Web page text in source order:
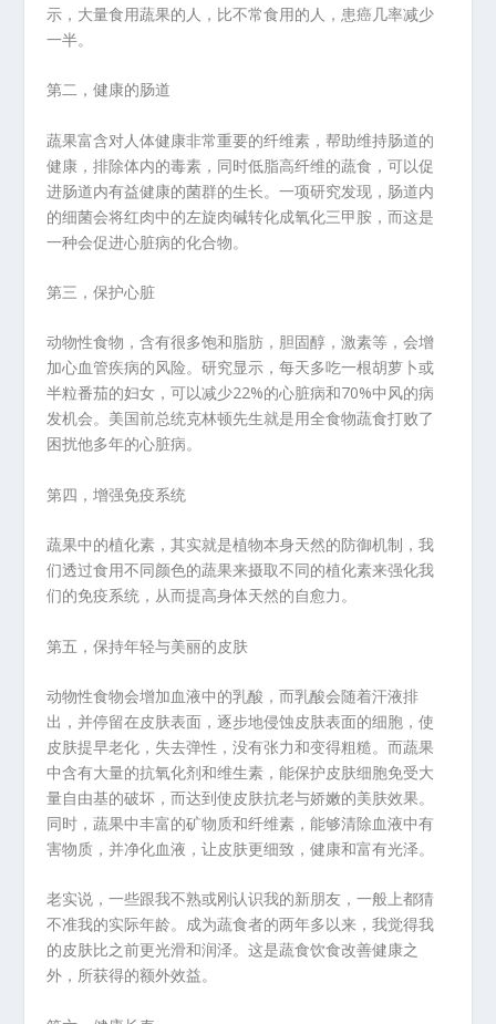
示，大量食用蔬果的人，比不常食用的人，患癌几率减少
一半。
第二，健康的肠道
蔬果富含对人体健康非常重要的纤维素，帮助维持肠道的
健康，排除体内的毒素，同时低脂高纤维的蔬食，可以促
进肠道内有益健康的菌群的生长。一项研究发现，肠道内
的细菌会将红肉中的左旋肉碱转化成氧化三甲胺，而这是
一种会促进心脏病的化合物。
第三，保护心脏
动物性食物，含有很多饱和脂肪，胆固醇，激素等，会增
加心血管疾病的风险。研究显示，每天多吃一根胡萝卜或
半粒番茄的妇女，可以减少22%的心脏病和70%中风的病
发机会。美国前总统克林顿先生就是用全食物蔬食打败了
困扰他多年的心脏病。
第四，增强免疫系统
蔬果中的植化素，其实就是植物本身天然的防御机制，我
们透过食用不同颜色的蔬果来摄取不同的植化素来强化我
们的免疫系统，从而提高身体天然的自愈力。
第五，保持年轻与美丽的皮肤
动物性食物会增加血液中的乳酸，而乳酸会随着汗液排
出，并停留在皮肤表面，逐步地侵蚀皮肤表面的细胞，使
皮肤提早老化，失去弹性，没有张力和变得粗糙。而蔬果
中含有大量的抗氧化剂和维生素，能保护皮肤细胞免受大
量自由基的破坏，而达到使皮肤抗老与娇嫩的美肤效果。
同时，蔬果中丰富的矿物质和纤维素，能够清除血液中有
害物质，并净化血液，让皮肤更细致，健康和富有光泽。
老实说，一些跟我不熟或刚认识我的新朋友，一般上都猜
不准我的实际年龄。成为蔬食者的两年多以来，我觉得我
的皮肤比之前更光滑和润泽。这是蔬食饮食改善健康之
外，所获得的额外效益。